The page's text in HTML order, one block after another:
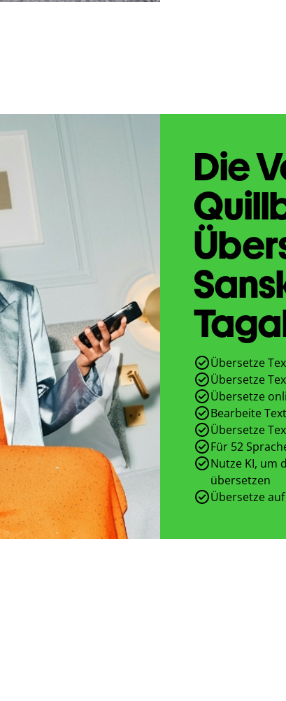
Die
Übersetze
Übersetze
Übersetze
Bearbeite
Übersetze
Für 52
Nutze KI, um
übersetzen
Übersetze